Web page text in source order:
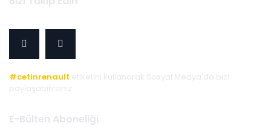
#cetinrenault etiketini kullanarak Sosyal Medya'da bizi
paylaşabilirsiniz.
E-Bülten Aboneliği